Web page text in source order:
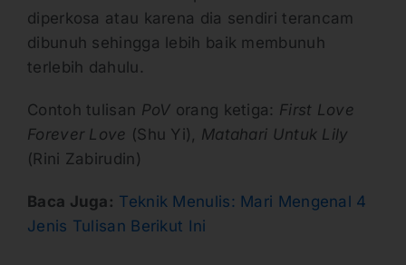
diperkosa atau karena dia sendiri terancam
dibunuh sehingga lebih baik membunuh
terlebih dahulu.
Contoh tulisan PoV orang ketiga: First Love
Forever Love (Shu Yi), Matahari Untuk Lily
(Rini Zabirudin)
Baca Juga: Teknik Menulis: Mari Mengenal 4
Jenis Tulisan Berikut Ini